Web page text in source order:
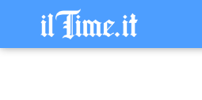
contenuto